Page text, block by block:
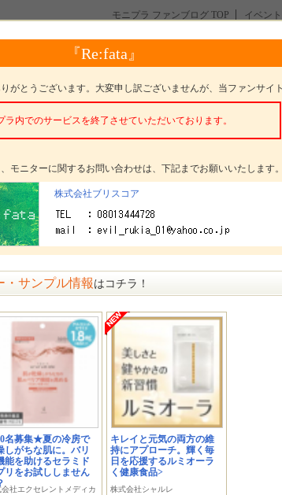
モニプラ ファンブログ TOP イベン
集！話題のアフリカマンゴノキ配合で手軽に青汁ダイエット！
『Re:fata』
がとうございます。大変申し訳ございませんが、当ファンサイ
ラ内でのサービスを終了させていただいております。
モニターに関するお問い合わせは、下記までお願いいたします。
株式会社ブリスコア
・サンプル情報はコチラ！
名募集★夏の冷房で
しがちな肌に。バリ
能を助けるセラミド
リをお試ししません
会社エクセレントメディカ
キレイと元気の両方の維
持にアプローチ。輝く毎
日を応援するルミオーラ
く健康食品>
株式会社シャルレ
話題のアフリカマンゴノキ配合で手軽に青汁
フルーツと野菜のおいしい青汁
60名
選考 発表日： 11月30日(土)
“フルーツと野菜のおいしい青汁”で美ボディを目指してみま
です★ ●転売行為について●
イベントを楽しみにしてくださっている方々がいるにも関わ
ますので、この事態を非常に重要視しております。
の申請をさせて頂いております。どうぞご理解の程よろしく
い成分もたっぷり♪
でも飲みやすいのが特徴です。【当選後フロー】